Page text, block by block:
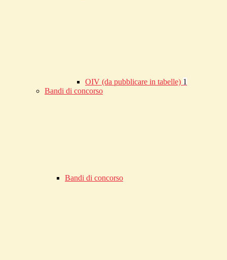
OIV (da pubblicare in tabelle) 1
Bandi di concorso
Bandi di concorso